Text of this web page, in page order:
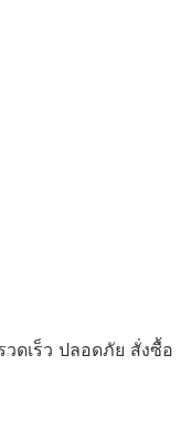
ดเร็ว ปลอดภัย สั่งซื้อ